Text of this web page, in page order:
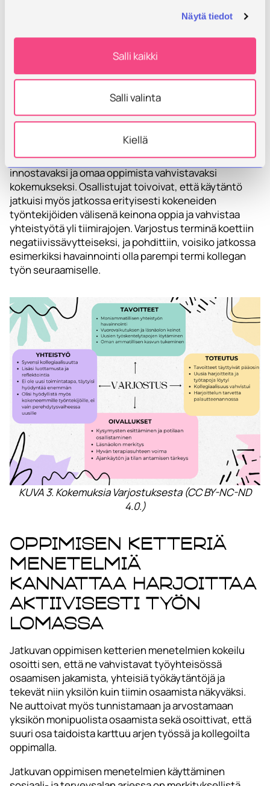
Näytä tiedot
Salli kaikki
Salli valinta
Kiellä
käsitystä omista vahvuuksista, tarjosi arvokasta
palautetta ja korosti hyvän terapiasuhteen
koettiin myönteisenä ja kollegiaalisuutta
vahvistavana. Vaikka osa ammattilaisista teki tiivistä
keskustelut potilastilanteiden jälkeen syvensivät
luottamusta ja toivat uusia näkökulmia. Lisäksi moni
terapiatilanteessa sekä empatian ja sanoittamisen
tärkeyttä. Kokonaisuutena varjostaminen koettiin
innostavaksi ja omaa oppimista vahvistavaksi
kokemukseksi. Osallistujat toivoivat, että käytäntö
jatkuisi myös jatkossa erityisesti kokeneiden
työntekijöiden välisenä keinona oppia ja vahvistaa
yhteistyötä yli tiimirajojen. Varjostus terminä koettiin
negatiivissävytteiseksi, ja pohdittiin, voisiko jatkossa
esimerkiksi havainnointi olla parempi termi kollegan
työn seuraamiselle.
KUVA 3. Kokemuksia Varjostuksesta (CC BY-NC-ND
4.0.)
Oppimisen ketteriä
menetelmiä
kannattaa harjoittaa
aktiivisesti työn
lomassa
Jatkuvan oppimisen ketterien menetelmien kokeilu
osoitti sen, että ne vahvistavat työyhteisössä
osaamisen jakamista, yhteisiä työkäytäntöjä ja
tekevät niin yksilön kuin tiimin osaamista näkyväksi.
Ne auttoivat myös tunnistamaan ja arvostamaan
yksikön monipuolista osaamista sekä osoittivat, että
suuri osa taidoista karttuu arjen työssä ja kollegoilta
oppimalla.
Jatkuvan oppimisen menetelmien käyttäminen